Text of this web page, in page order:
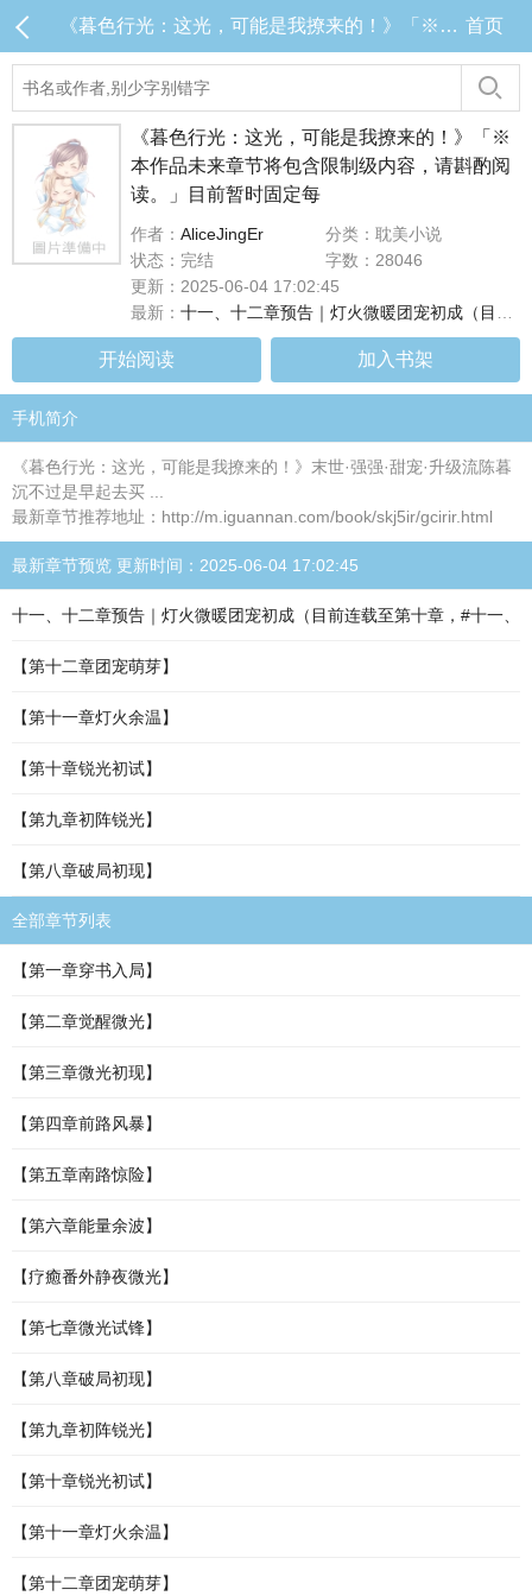
《暮色行光：这光，可能是我撩来的！》「※本作品未来章节将包含限制级内容，请斟酌阅读。」目前暂时固定每 目录 (共14章) 首页
《暮色行光：这光，可能是我撩来的！》「※
本作品未来章节将包含限制级内容，请斟酌阅
读。」目前暂时固定每
作者： AliceJingEr
分类：耽美小说
状态：完结
字数：28046
更新：2025-06-04 17:02:45
最新： 十一、十二章预告｜灯火微暖团宠初成（目前连载至第十章，#十一、十二章将於下周二早上8点更新！）
开始阅读 加入书架
手机简介
《暮色行光：这光，可能是我撩来的！》末世·强强·甜宠·升级流陈暮
沉不过是早起去买 ...
最新章节推荐地址：http://m.iguannan.com/book/skj5ir/gcirir.html
最新章节预览 更新时间：2025-06-04 17:02:45
十一、十二章预告｜灯火微暖团宠初成（目前连载至第十章，#十一、
【第十二章团宠萌芽】
【第十一章灯火余温】
【第十章锐光初试】
【第九章初阵锐光】
【第八章破局初现】
全部章节列表
【第一章穿书入局】
【第二章觉醒微光】
【第三章微光初现】
【第四章前路风暴】
【第五章南路惊险】
【第六章能量余波】
【疗癒番外静夜微光】
【第七章微光试锋】
【第八章破局初现】
【第九章初阵锐光】
【第十章锐光初试】
【第十一章灯火余温】
【第十二章团宠萌芽】